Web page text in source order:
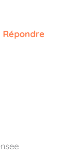
Répondre